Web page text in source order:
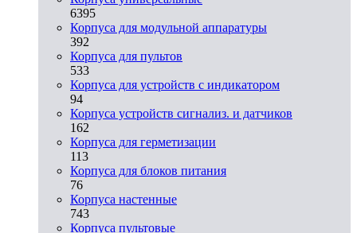
6395
Корпуса для модульной аппаратуры
392
Корпуса для пультов
533
Корпуса для устройств с индикатором
94
Корпуса устройств сигнализ. и датчиков
162
Корпуса для герметизации
113
Корпуса для блоков питания
76
Корпуса настенные
743
Корпуса пультовые